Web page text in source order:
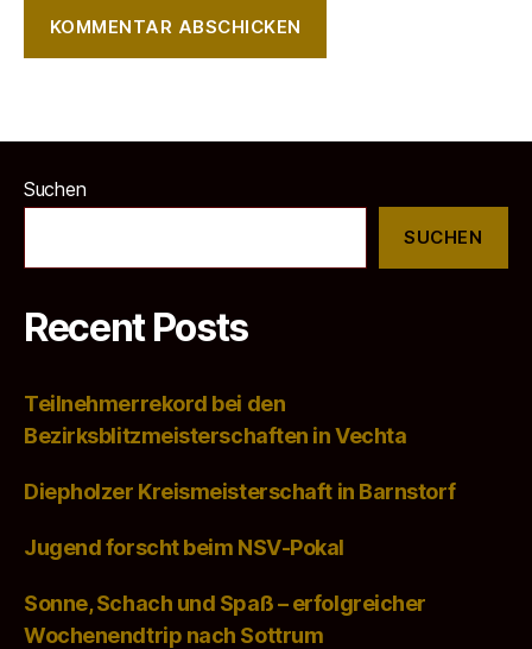
Suchen
SUCHEN
Recent Posts
Teilnehmerrekord bei den
Bezirksblitzmeisterschaften in Vechta
Diepholzer Kreismeisterschaft in Barnstorf
Jugend forscht beim NSV-Pokal
Sonne, Schach und Spaß – erfolgreicher
Wochenendtrip nach Sottrum